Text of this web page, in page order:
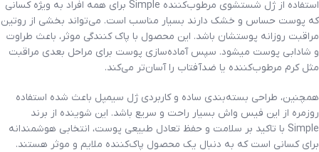
استفاده از ژل شستشوی مرطوب‌کننده Simple برای همه افراد به ویژه کسانی
که پوست حساس و خشک دارند بسیار مناسب است. می‌تواند بخشی از روتین
مراقبت روزانه پوستشان باشد. این محصول با پاک کنندگی موثر، باعث طراوت
و شادابی پوست میشود. سپس آماده‌سازی پوست برای مراحل بعدی مراقبت
مثل کرم مرطوب‌کننده یا ضدآفتاب را آسان‌تر می‌کند.
همچنین، طراحی بسته‌بندی ساده و کاربردی ژل سیمپل باعث شده استفاده
روزمره از این فیس واش بسیار راحت و سریع باشد. این شوینده از برند
Simple با تاکید بر سلامت و حفظ تعادل طبیعی پوست، انتخابی هوشمندانه
برای کسانی است که به دنبال یک محصول پاک‌کننده ملایم و موثر هستند.